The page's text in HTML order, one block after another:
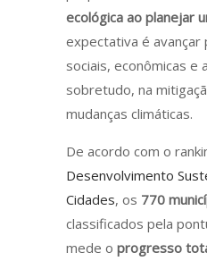
ecológica ao planejar
expectativa é
sociais, econômicas e
sobretudo, na
mudanças climáticas.
De acordo com o
Desenvolvimento
Cidades, os 770
classificados pela
mede o progresso